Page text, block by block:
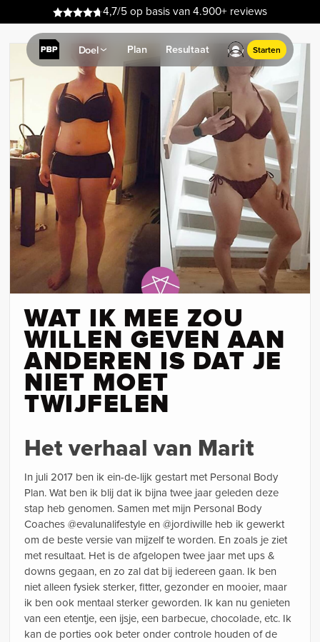
4,7/5 op basis van 4.900+ reviews
Doel Plan Resultaat Starten
WAT IK MEE ZOU
WILLEN GEVEN AAN
ANDEREN IS DAT JE
NIET MOET
TWIJFELEN
Het verhaal van Marit
In juli 2017 ben ik ein-de-lijk gestart met Personal Body
Plan. Wat ben ik blij dat ik bijna twee jaar geleden deze
stap heb genomen. Samen met mijn Personal Body
Coaches @evalunalifestyle en @jordiwille heb ik gewerkt
om de beste versie van mijzelf te worden. En zoals je ziet
met resultaat. Het is de afgelopen twee jaar met ups &
downs gegaan, en zo zal dat bij iedereen gaan. Ik ben
niet alleen fysiek sterker, fitter, gezonder en mooier, maar
ik ben ook mentaal sterker geworden. Ik kan nu genieten
van een etentje, een ijsje, een barbecue, chocolade, etc. Ik
kan de porties ook beter onder controle houden of de